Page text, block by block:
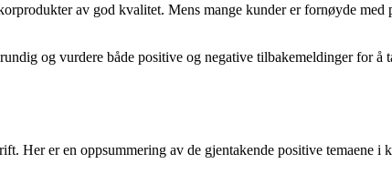
av god kvalitet. Mens mange kunder er fornøyde med
og vurdere både positive og negative tilbakemeldinger for å
Her er en oppsummering av de gjentakende positive temaene i